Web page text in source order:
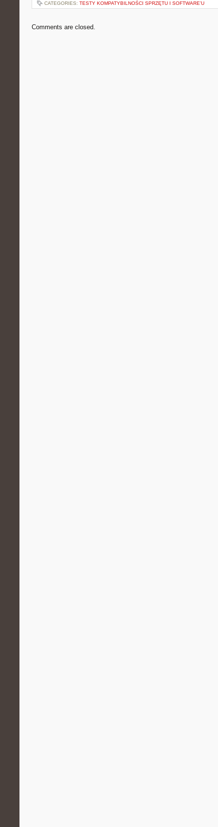
CATEGORIES: TESTY KOMPATYBILNOŚCI SPRZĘTU I SOFTWARE’U
Comments are closed.